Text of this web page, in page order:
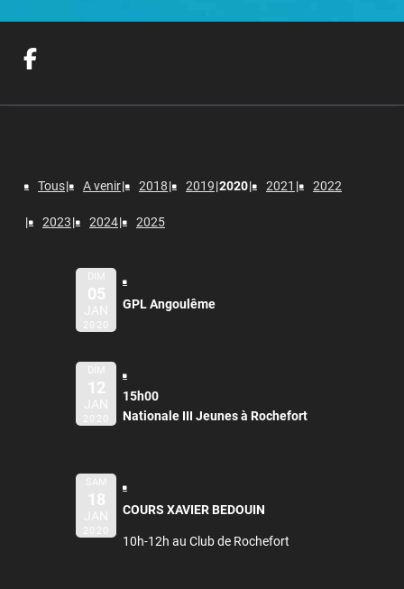
Tous A venir 2018 2019 2020 2021 2022
2023 2024 2025
DIM
05
JAN
2020
GPL Angoulême
DIM
12
JAN
2020
15h00
Nationale III Jeunes à Rochefort
SAM
18
JAN
2020
COURS XAVIER BEDOUIN
10h-12h au Club de Rochefort